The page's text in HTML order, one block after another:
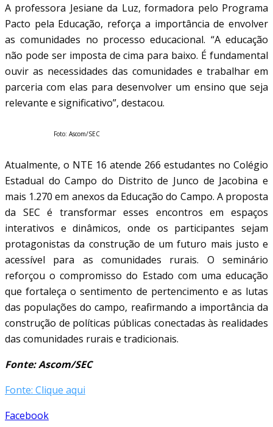
A professora Jesiane da Luz, formadora pelo Programa
Pacto pela Educação, reforça a importância de envolver
as comunidades no processo educacional. “A educação
não pode ser imposta de cima para baixo. É fundamental
ouvir as necessidades das comunidades e trabalhar em
parceria com elas para desenvolver um ensino que seja
relevante e significativo”, destacou.
Foto: Ascom/SEC
Atualmente, o NTE 16 atende 266 estudantes no Colégio
Estadual do Campo do Distrito de Junco de Jacobina e
mais 1.270 em anexos da Educação do Campo. A proposta
da SEC é transformar esses encontros em espaços
interativos e dinâmicos, onde os participantes sejam
protagonistas da construção de um futuro mais justo e
acessível para as comunidades rurais. O seminário
reforçou o compromisso do Estado com uma educação
que fortaleça o sentimento de pertencimento e as lutas
das populações do campo, reafirmando a importância da
construção de políticas públicas conectadas às realidades
das comunidades rurais e tradicionais.
Fonte: Ascom/SEC
Fonte: Clique aqui
Facebook